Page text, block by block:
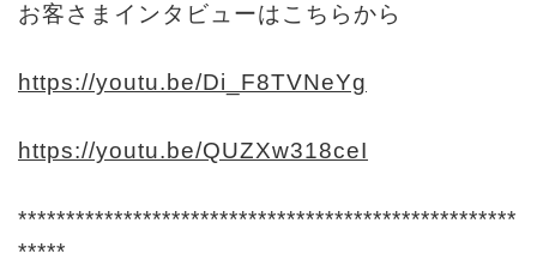
お客さまインタビューはこちらから
https://youtu.be/Di_F8TVNeYg
https://youtu.be/QUZXw318ceI
****************************************************